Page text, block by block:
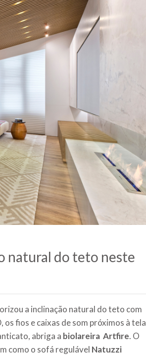
natural do teto neste
a inclinação natural do teto com
os fios e caixas de som próximos à tela
abriga a biolareira Artfire. O
como o sofá regulável Natuzzi